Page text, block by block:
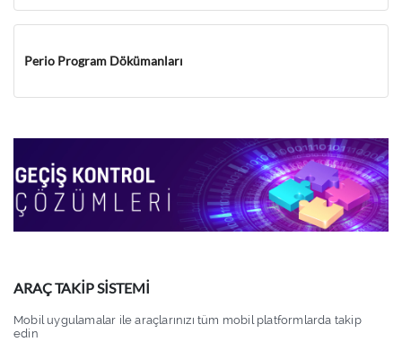
Perio Program Dökümanları
ARAÇ TAKİP SİSTEMİ
Mobil uygulamalar ile araçlarınızı tüm mobil platformlarda takip
edin